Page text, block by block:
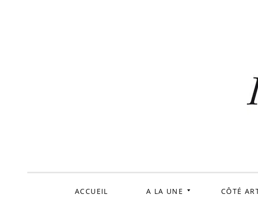
ACCUEIL A LA UNE CÔTÉ